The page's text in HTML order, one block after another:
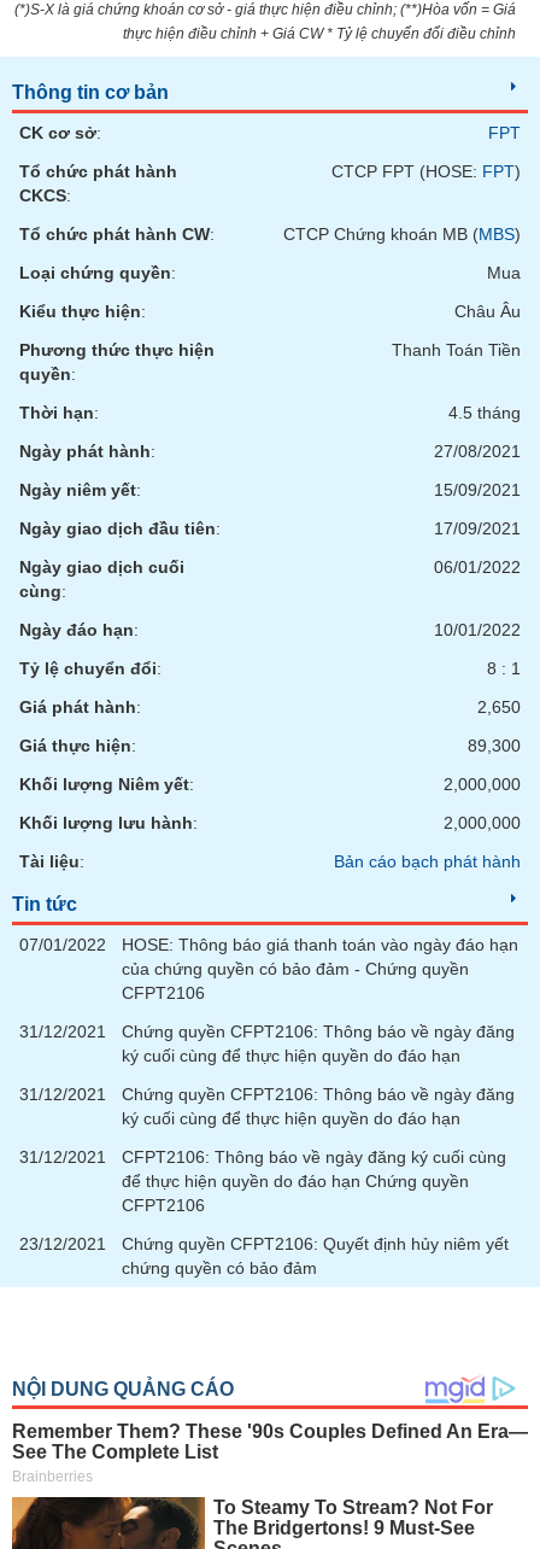
(*)S-X là giá chứng khoán cơ sở - giá thực hiện điều chỉnh; (**)Hòa vốn = Giá
thực hiện điều chỉnh + Giá CW * Tỷ lệ chuyển đổi điều chỉnh
Thông tin cơ bản
CK cơ sở:
FPT
Tổ chức phát hành
CKCS:
CTCP FPT (HOSE: FPT)
Tổ chức phát hành CW: CTCP Chứng khoán MB (MBS)
Loại chứng quyền:
Mua
Kiểu thực hiện:
Châu Âu
Phương thức thực hiện
quyền:
Thanh Toán Tiền
Thời hạn:
4.5 tháng
Ngày phát hành:
27/08/2021
Ngày niêm yết:
15/09/2021
Ngày giao dịch đầu tiên:
17/09/2021
Ngày giao dịch cuối
cùng:
06/01/2022
Ngày đáo hạn:
10/01/2022
Tỷ lệ chuyển đổi:
8 : 1
Giá phát hành:
2,650
Giá thực hiện:
89,300
Khối lượng Niêm yết:
2,000,000
Khối lượng lưu hành:
2,000,000
Tài liệu: Bản cáo bạch phát hành
Tin tức
07/01/2022
HOSE: Thông báo giá thanh toán vào ngày đáo hạn
của chứng quyền có bảo đảm - Chứng quyền
CFPT2106
31/12/2021
Chứng quyền CFPT2106: Thông báo về ngày đăng
ký cuối cùng để thực hiện quyền do đáo hạn
31/12/2021
Chứng quyền CFPT2106: Thông báo về ngày đăng
ký cuối cùng để thực hiện quyền do đáo hạn
31/12/2021
CFPT2106: Thông báo về ngày đăng ký cuối cùng
để thực hiện quyền do đáo hạn Chứng quyền
CFPT2106
23/12/2021
Chứng quyền CFPT2106: Quyết định hủy niêm yết
chứng quyền có bảo đảm
TIỆN
ÍCH
ĐỘNG
SẢN
chứng
khoán
(-)
Lãnh
đạo
(-)
Tất cả Người nội bộ Cổ đông lớn
tức
viết
tác
(-)
tích
ngữ
Dịch
(-)
tạo
Sách
tài